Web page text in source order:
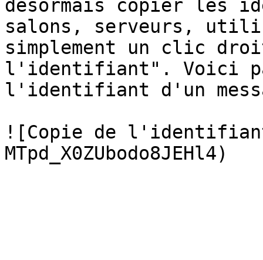
désormais copier les
salons, serveurs,
simplement un clic
l'identifiant". Voici par
l'identifiant d'un
![Copie de